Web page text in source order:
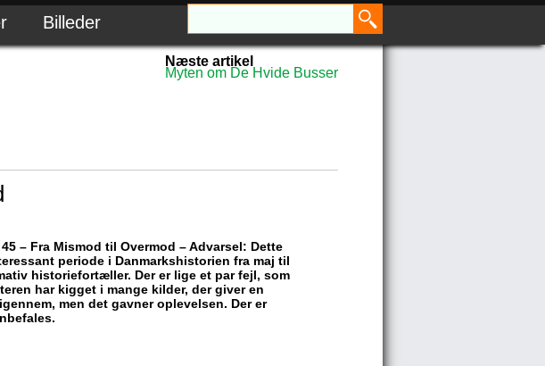
Billeder
Næste artikel
Myten om De Hvide Busser
– Fra Mismod til Overmod – Advarsel: Dette
periode i Danmarkshistorien fra maj til
historiefortæller. Der er lige et par fejl, som
har kigget i mange kilder, der giver en
men det gavner oplevelsen. Der er